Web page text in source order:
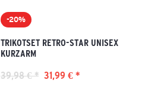
-20%
TRIKOTSET RETRO-STAR UNISEX
KURZARM
39,98 € * 31,99 € *